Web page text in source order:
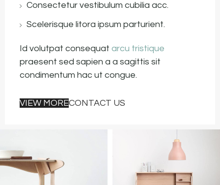
Consectetur vestibulum cubilia acc.
Scelerisque litora ipsum parturient.
Id volutpat consequat arcu tristique
praesent sed sapien a a sagittis sit
condimentum hac ut congue.
VIEW MORECONTACT US